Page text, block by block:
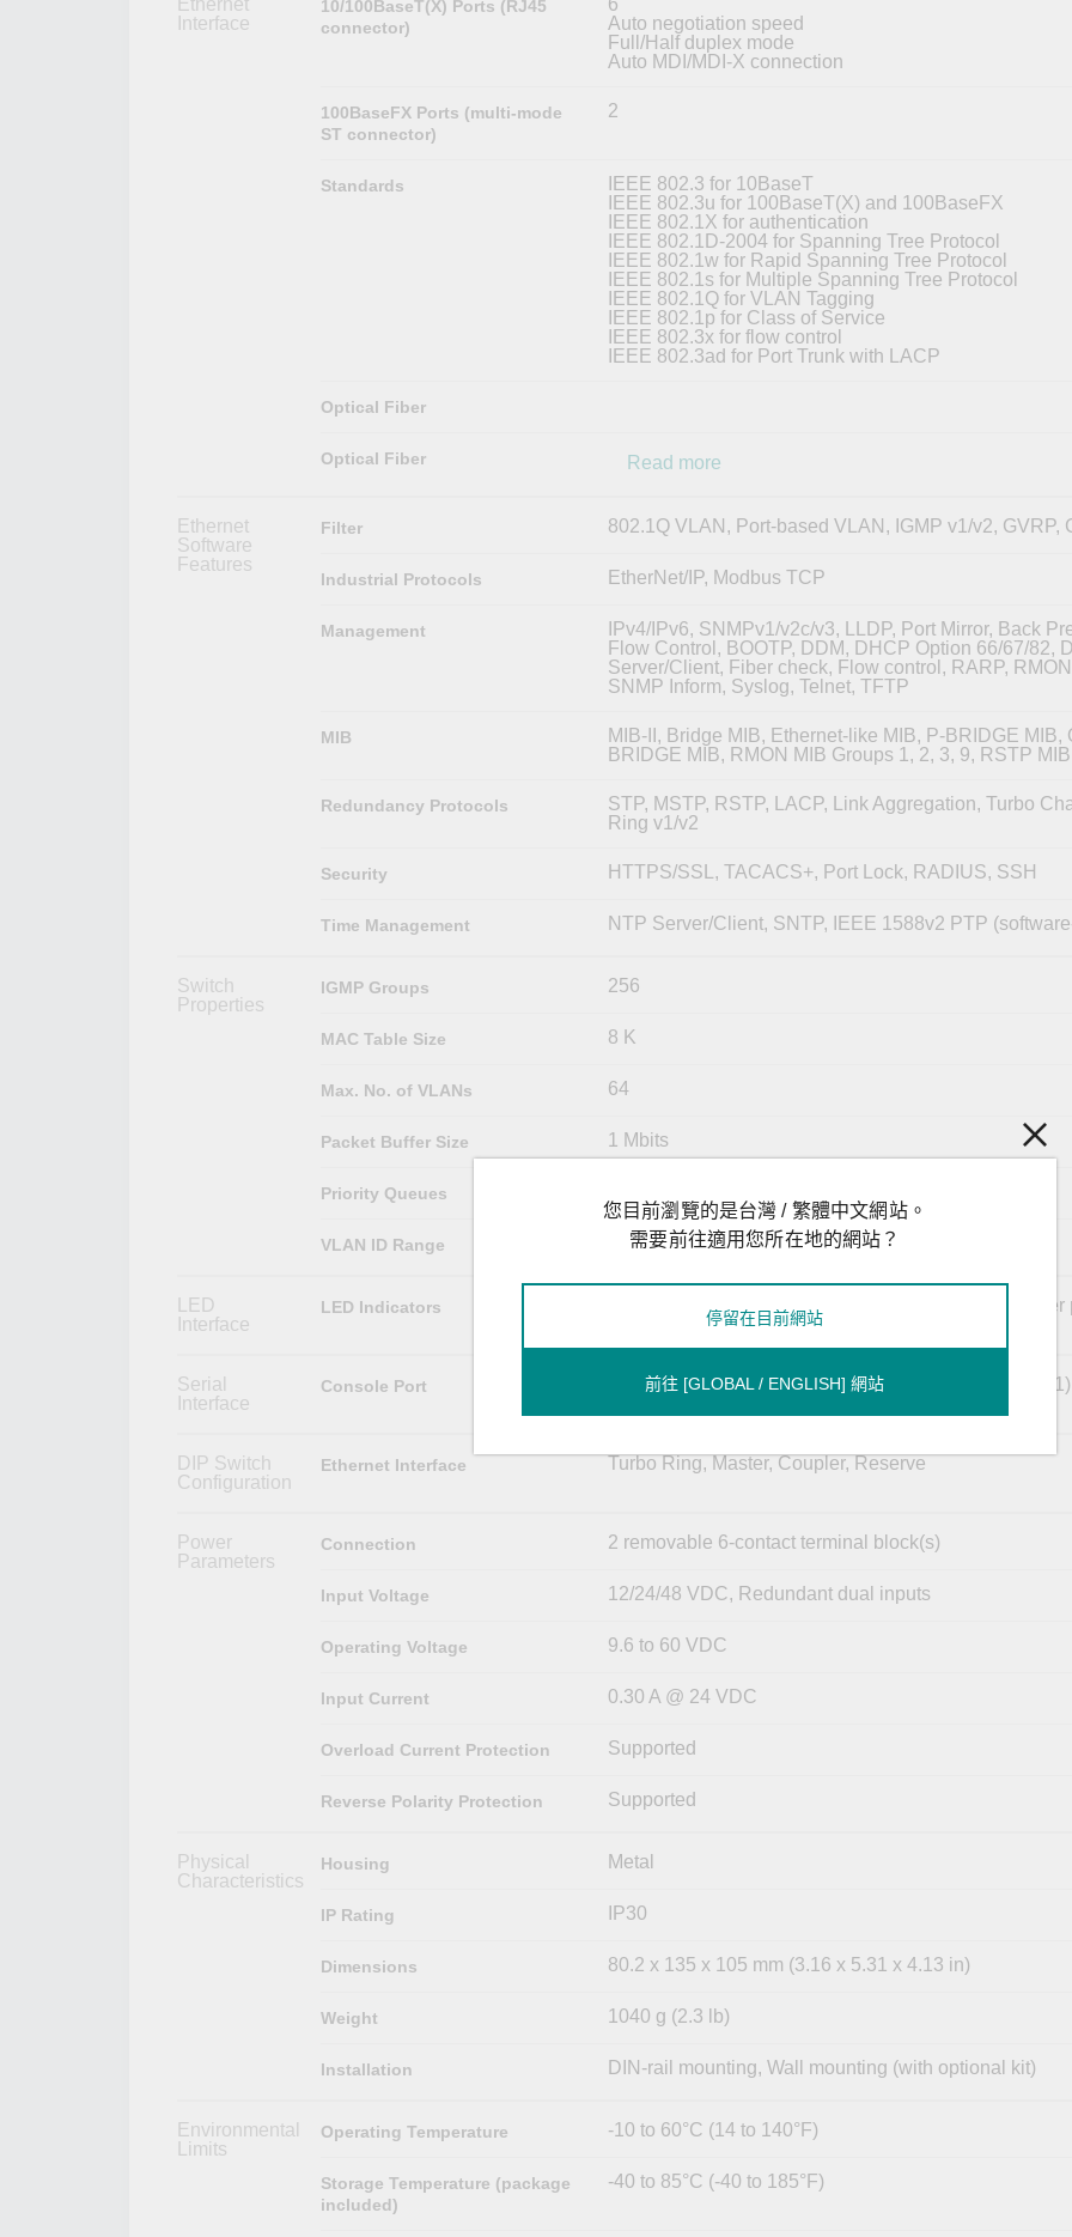
Interface
10/100BaseT(X) Ports (RJ45
connector)
Auto negotiation speed
Full/Half duplex mode
Auto MDI/MDI-X connection
100BaseFX Ports (multi-mode
ST connector)
2
Standards
IEEE 802.3 for 10BaseT
IEEE 802.3u for 100BaseT(X) and 100BaseFX
IEEE 802.1X for authentication
IEEE 802.1D-2004 for Spanning Tree Protocol
IEEE 802.1w for Rapid Spanning Tree Protocol
IEEE 802.1s for Multiple Spanning Tree Protocol
IEEE 802.1Q for VLAN Tagging
IEEE 802.1p for Class of Service
IEEE 802.3x for flow control
IEEE 802.3ad for Port Trunk with LACP
Optical Fiber
Optical Fiber Read more
Ethernet
Software
Features
Filter 802.1Q VLAN, Port-based VLAN, IGMP v1/v2, GVRP,
Industrial Protocols EtherNet/IP, Modbus TCP
Management
IPv4/IPv6, SNMPv1/v2c/v3, LLDP, Port Mirror, Back
Flow Control, BOOTP, DDM, DHCP Option 66/67/82,
Server/Client, Fiber check, Flow control, RARP,
SNMP Inform, Syslog, Telnet, TFTP
MIB
MIB-II, Bridge MIB, Ethernet-like MIB, P-BRIDGE MIB,
BRIDGE MIB, RMON MIB Groups 1, 2, 3, 9, RSTP MIB
Redundancy Protocols
STP, MSTP, RSTP, LACP, Link Aggregation, Turbo
Ring v1/v2
Security HTTPS/SSL, TACACS+, Port Lock, RADIUS, SSH
Time Management NTP Server/Client, SNTP, IEEE 1588v2 PTP
Switch
Properties
IGMP Groups 256
MAC Table Size 8 K
Max. No. of VLANs 64
Packet Buffer Size 1 Mbits
Priority Queues
VLAN ID Range VID 1 to 4094
LED
Interface
LED Indicators
PWR1, PWR2, FAULT, 10/100M (TP port), 100M (fiber
MSTR/HEAD, CPLR/TAIL
Serial
Interface
Console Port RS-232 (TxD, RxD, GND), 8-pin RJ45 (115200, n, 8, 1)
DIP Switch
Configuration
Ethernet Interface Turbo Ring, Master, Coupler, Reserve
Power
Parameters
Connection 2 removable 6-contact terminal block(s)
Input Voltage 12/24/48 VDC, Redundant dual inputs
Operating Voltage 9.6 to 60 VDC
Input Current 0.30 A @ 24 VDC
Overload Current Protection Supported
Reverse Polarity Protection Supported
Physical
Characteristics
Housing Metal
IP Rating IP30
Dimensions 80.2 x 135 x 105 mm (3.16 x 5.31 x 4.13 in)
Weight 1040 g (2.3 lb)
Installation DIN-rail mounting, Wall mounting (with optional kit)
Environmental
Limits
Operating Temperature -10 to 60°C (14 to 140°F)
Storage Temperature (package
included)
-40 to 85°C (-40 to 185°F)
您目前瀏覽的是台灣 / 繁體中文網站。
需要前往適用您所在地的網站？
停留在目前網站
前往 [GLOBAL / ENGLISH] 網站